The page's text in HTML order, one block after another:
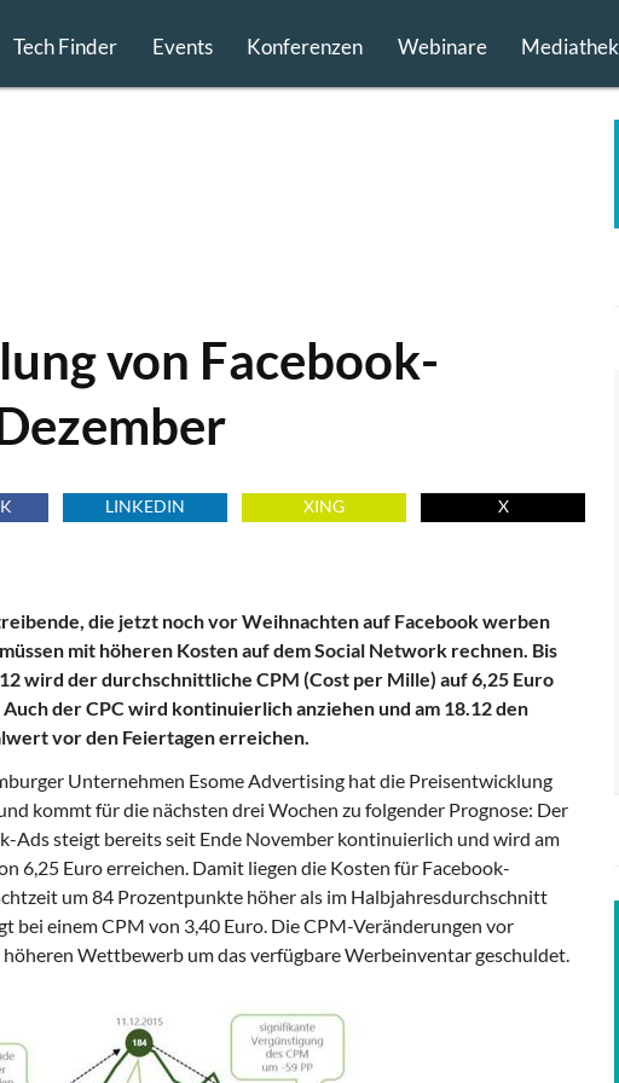
Tech Finder Events Konferenzen Webinare Mediathek
von Facebook-
LINKEDIN XING X
die jetzt noch vor Weihnachten auf Facebook werben
mit höheren Kosten auf dem Social Network rechnen. Bis
wird der durchschnittliche CPM (Cost per Mille) auf 6,25 Euro
der CPC wird kontinuierlich anziehen und am 18.12 den
vor den Feiertagen erreichen.
Unternehmen Esome Advertising hat die Preisentwicklung
kommt für die nächsten drei Wochen zu folgender Prognose: Der
Ads steigt bereits seit Ende November kontinuierlich und wird am
6,25 Euro erreichen. Damit liegen die Kosten für Facebook-
um 84 Prozentpunkte höher als im Halbjahresdurchschnitt
bei einem CPM von 3,40 Euro. Die CPM-Veränderungen vor
höheren Wettbewerb um das verfügbare Werbeinventar geschuldet.